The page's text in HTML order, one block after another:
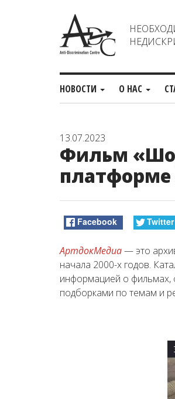
НОВОСТИ О НАС
13.07.2023
Фильм
платформе
Facebook Twitter
АртдокМедиа— это
начала 2000-х годов.
информацией о фильмах,
подборками по темам и